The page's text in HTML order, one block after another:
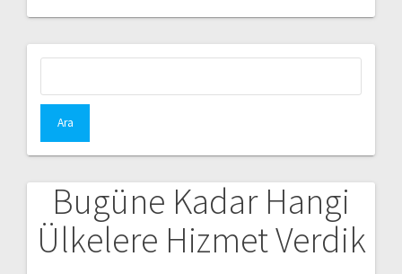
Bugüne Kadar Hangi
Ülkelere Hizmet Verdik